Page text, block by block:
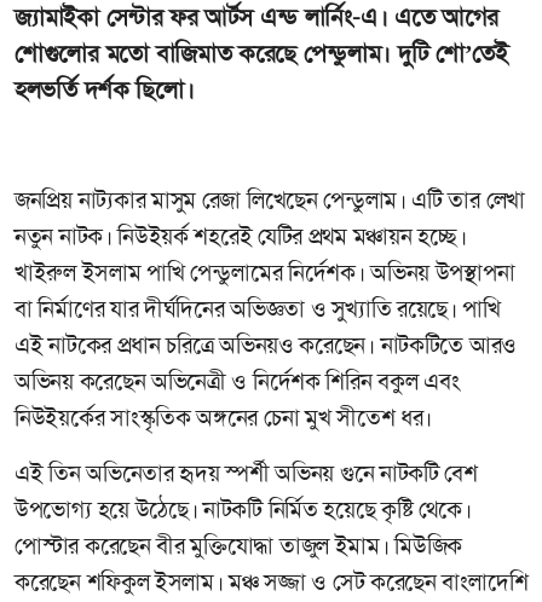
জ্যামাইকা সেন্টার ফর আর্টস এন্ড লার্নিং-এ। এতে আগের
শোগুলোর মতো বাজিমাত করেছে পেন্ডুলাম। দুটি শো’তেই
হলভর্তি দর্শক ছিলো।
জনপ্রিয় নাট্যকার মাসুম রেজা লিখেছেন পেন্ডুলাম। এটি তার লেখা
নতুন নাটক। নিউইয়র্ক শহরেই যেটির প্রথম মঞ্চায়ন হচ্ছে।
খাইরুল ইসলাম পাখি পেন্ডুলামের নির্দেশক। অভিনয় উপস্থাপনা
বা নির্মাণের যার দীর্ঘদিনের অভিজ্ঞতা ও সুখ্যাতি রয়েছে। পাখি
এই নাটকের প্রধান চরিত্রে অভিনয়ও করেছেন। নাটকটিতে আরও
অভিনয় করেছেন অভিনেত্রী ও নির্দেশক শিরিন বকুল এবং
নিউইয়র্কের সাংস্কৃতিক অঙ্গনের চেনা মুখ সীতেশ ধর।
এই তিন অভিনেতার হৃদয় স্পর্শী অভিনয় গুনে নাটকটি বেশ
উপভোগ্য হয়ে উঠেছে। নাটকটি নির্মিত হয়েছে কৃষ্টি থেকে।
পোস্টার করেছেন বীর মুক্তিযোদ্ধা তাজুল ইমাম। মিউজিক
করেছেন শফিকুল ইসলাম। মঞ্চ সজ্জা ও সেট করেছেন বাংলাদেশি